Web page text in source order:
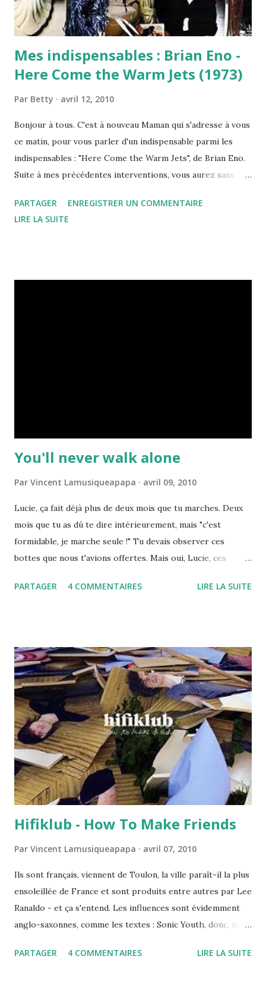
Mes indispensables : Brian Eno -
Here Come the Warm Jets (1973)
Par Betty avril 12, 2010
Bonjour à tous. C'est à nouveau Maman qui s'adresse à vous
ce matin, pour vous parler d'un indispensable parmi les
indispensables : "Here Come the Warm Jets", de Brian Eno.
Suite à mes précédentes interventions, vous aurez sans
sans prononcer à un moment donné le nom de Brian Eno. Et
pour cause... Voyez-vous, si j'ai épousé Papa, c'est en
PARTAGER
ENREGISTRER UN COMMENTAIRE
LIRE LA SUITE
You'll never walk alone
Par Vincent Lamusiqueapapa avril 09, 2010
Lucie, ça fait déjà plus de deux mois que tu marches. Deux
mois que tu as dû te dire intérieurement, mais "c'est
formidable, je marche seule !" Tu devais observer ces
bottes que nous t'avions offertes. Mais oui, Lucie, ces
nous marchons ensemble. Je ne suis jamais très loin. En
moi, Tu suivras ce chemin, ton chemin. C'est comme ça,
c'est ce qu'on appelle la marche de la vie. Pourtant, j'espère
que jamais tu ne marcheras à l'ombre, du mauvais côté. De
toute façon, saches que quoique tu fasses, j'aimerai
toujours ta façon de marcher Non, Lucie, tu ne marcheras
jamais seule.
PARTAGER 4 COMMENTAIRES LIRE LA SUITE
Hifiklub - How To Make Friends
Par Vincent Lamusiqueapapa avril 07, 2010
Ils sont français, viennent de Toulon, la ville paraît-il la plus
ensoleillée de France et sont produits entre autres par Lee
Ranaldo - et ça s'entend. Les influences sont évidemment
anglo-saxonnes, comme les textes : Sonic Youth, donc, mais
me plaire, à part peut-être la nationalité des membres. Car
PARTAGER 4 COMMENTAIRES LIRE LA SUITE